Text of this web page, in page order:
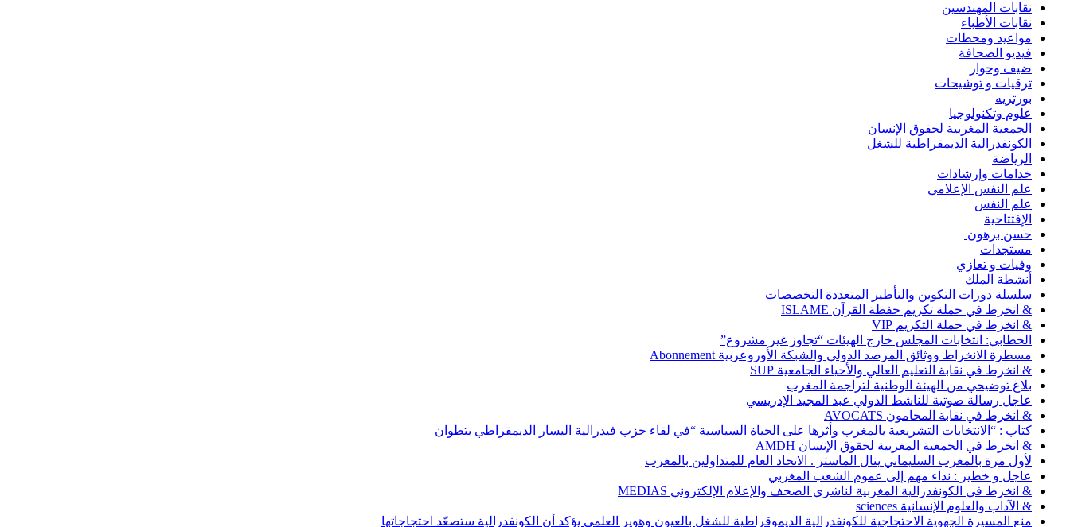
نقابات المهندسين
نقابات الأطباء
مواعيد ومحطات
فيديو الصحافة
ضيف وحوار
ترقيات و توشيحات
بورتريه
علوم وتكنولوجيا
الجمعية المغربية لحقوق الإنسان
الكونفدرالية الديمقراطية للشغل
الرياضة
خدامات وإرشادات
علم النفس الإعلامي
علم النفس
الإفتتاحية
حسن برهون
مستجدات
وفيات و تعازي
أنشطة الملك
سلسلة دورات التكوين والتأطير المتعددة التخصصات
& انخرط في حملة تكريم حفظة القرآن ISLAME
& انخرط في حملة التكريم VIP
الحطابي: انتخابات المجلس خارج الهيئات “تجاوز غير مشروع”
مسطرة الانخراط ووثائق المرصد الدولي والشبكة الأوروعربية Abonnement
& انخرط في نقابة التعليم العالي والأحياء الجامعية SUP
بلاغ توضيحي من الهيئة الوطنية لتراجمة المغرب
عاجل رسالة صوتية للناشط الدولي عبد المجيد الإدريسي
& انخرط في نقابة المحامون AVOCATS
كتاب : “الانتخابات التشريعية بالمغرب وأثرها على الحياة السياسية “في لقاء حزب فيدرالية اليسار الديمقراطي بتطوان
& انخرط في الجمعية المغربية لحقوق الإنسان AMDH
لأول مرة بالمغرب السليماني ينال الماستر . الاتحاد العام للمتداولين بالمغرب
عاجل و خطير : نداء مهم إلى عموم الشعب المغربي
& انخرط في الكونفدرالية المغربية لناشري الصحف والإعلام الإلكتروني MEDIAS
& الآداب والعلوم الإنسانية sciences
منع المسيرة الجهوية الاحتجاجية للكونفدرالية الديموقراطية للشغل بالعيون وهوير العلمي يؤكد أن الكونفدرالية ستصعّد احتجاجاتها